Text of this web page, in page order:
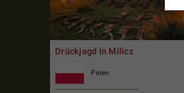
Drückjagd in Milicz
Polen